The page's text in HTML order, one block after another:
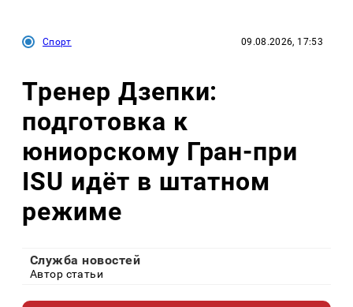
Спорт 09.08.2026, 17:53
Тренер Дзепки:
подготовка к
юниорскому Гран-при
ISU идёт в штатном
режиме
Служба новостей
Автор статьи